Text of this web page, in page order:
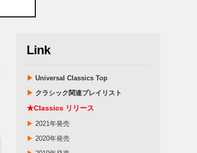
Link
▶ Universal Classics Top
▶ クラシック関連プレイリスト
★Classics リリース
▶ 2021年発売
▶ 2020年発売